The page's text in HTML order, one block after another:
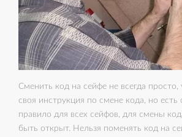
Сменить код на сейфе не всегда просто,
своя инструкция по смене кода, но
правило для всех сейфов, для смены
быть открыт. Нельзя поменять код на